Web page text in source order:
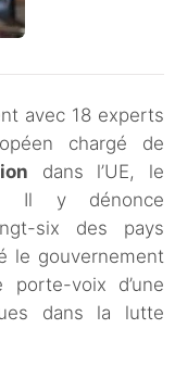
avec 18 experts
chargé de
dans l’UE, le
Il y dénonce
six des pays
le gouvernement
voix d’une
dans la lutte